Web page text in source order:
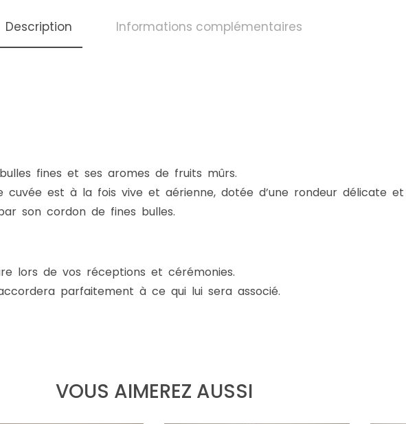
Description Informations complémentaires
fines et ses aromes de fruits mûrs.
cuvée est à la fois vive et aérienne, dotée d’une rondeur délicate
son cordon de fines bulles.
lors de vos réceptions et cérémonies.
parfaitement à ce qui lui sera associé.
VOUS AIMEREZ AUSSI